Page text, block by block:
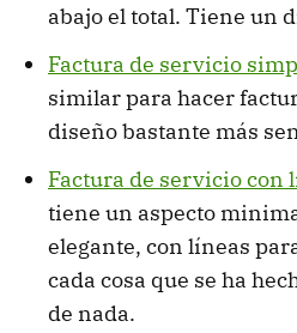
abajo el total. Tiene un
Factura de servicio
similar para hacer
diseño bastante más
Factura de servicio con
tiene un aspecto
elegante, con líneas
cada cosa que se ha
de nada.